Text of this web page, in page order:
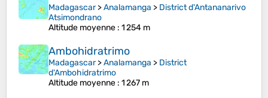
Madagascar>Analamanga > District d'Antananarivo
Atsimondrano
Altitude moyenne : 1 254 m
Ambohidratrimo
Madagascar>Analamanga > District
d'Ambohidratrimo
Altitude moyenne : 1 267 m